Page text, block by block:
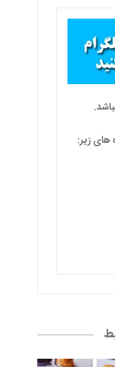
های زیر: